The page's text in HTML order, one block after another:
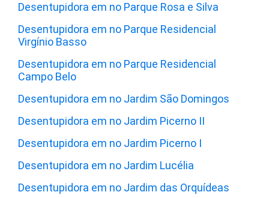
Desentupidora em no Parque Rosa e Silva
Desentupidora em no Parque Residencial
Virgínio Basso
Desentupidora em no Parque Residencial
Campo Belo
Desentupidora em no Jardim São Domingos
Desentupidora em no Jardim Picerno II
Desentupidora em no Jardim Picerno I
Desentupidora em no Jardim Lucélia
Desentupidora em no Jardim das Orquídeas